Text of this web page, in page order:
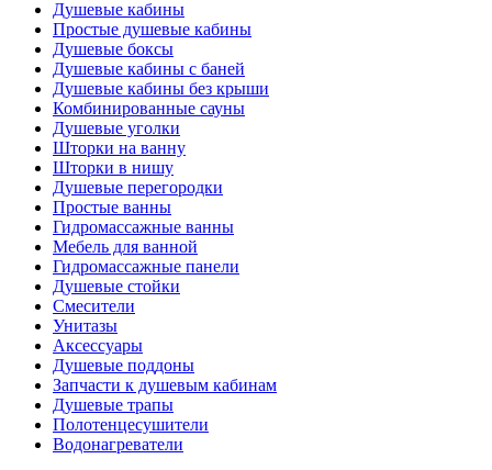
Душевые кабины
Простые душевые кабины
Душевые боксы
Душевые кабины с баней
Душевые кабины без крыши
Комбинированные сауны
Душевые уголки
Шторки на ванну
Шторки в нишу
Душевые перегородки
Простые ванны
Гидромассажные ванны
Мебель для ванной
Гидромассажные панели
Душевые стойки
Смесители
Унитазы
Аксессуары
Душевые поддоны
Запчасти к душевым кабинам
Душевые трапы
Полотенцесушители
Водонагреватели